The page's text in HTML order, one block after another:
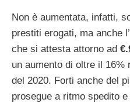
Non è aumentata, infatti,
prestiti erogati, ma anche
che si attesta attorno ad
un aumento di oltre il
del 2020. Forti anche del
prosegue a ritmo spedito